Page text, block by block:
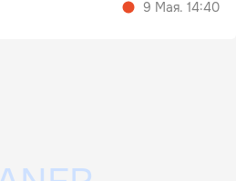
9 Мая. 14:40